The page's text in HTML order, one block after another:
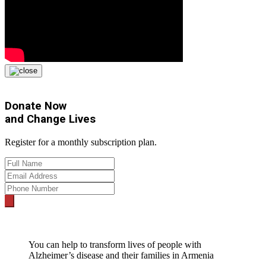
Donate Now
and Change Lives
Register for a monthly subscription plan.
You can help to transform lives of people with
Alzheimer’s disease and their families in Armenia